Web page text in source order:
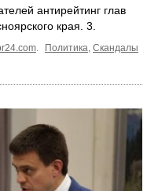
антирейтинг глав
края. 3.
. Политика, Скандалы